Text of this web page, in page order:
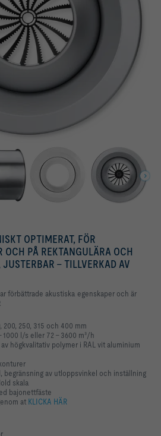
OPTIMERAT, FÖR
OCH PÅ REKTANGULÄRA OCH
- TILLVERKAD AV
förbättrade akustiska egenskaper och är
250, 315 och 400 mm
1000 l/s eller 72 - 3600 m³/h
högkvalitativ polymer i RAL vit aluminium
begränsning av utloppsvinkel och inställning
skala
bajonettfäste
at KLICKA HÄR